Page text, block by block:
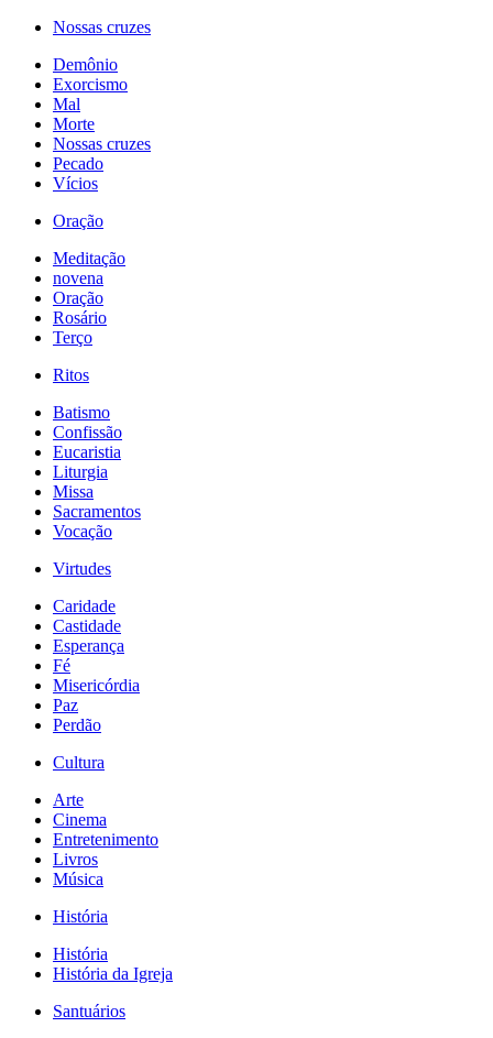
Nossas cruzes
Demônio
Exorcismo
Mal
Morte
Nossas cruzes
Pecado
Vícios
Oração
Meditação
novena
Oração
Rosário
Terço
Ritos
Batismo
Confissão
Eucaristia
Liturgia
Missa
Sacramentos
Vocação
Virtudes
Caridade
Castidade
Esperança
Fé
Misericórdia
Paz
Perdão
Cultura
Arte
Cinema
Entretenimento
Livros
Música
História
História
História da Igreja
Santuários